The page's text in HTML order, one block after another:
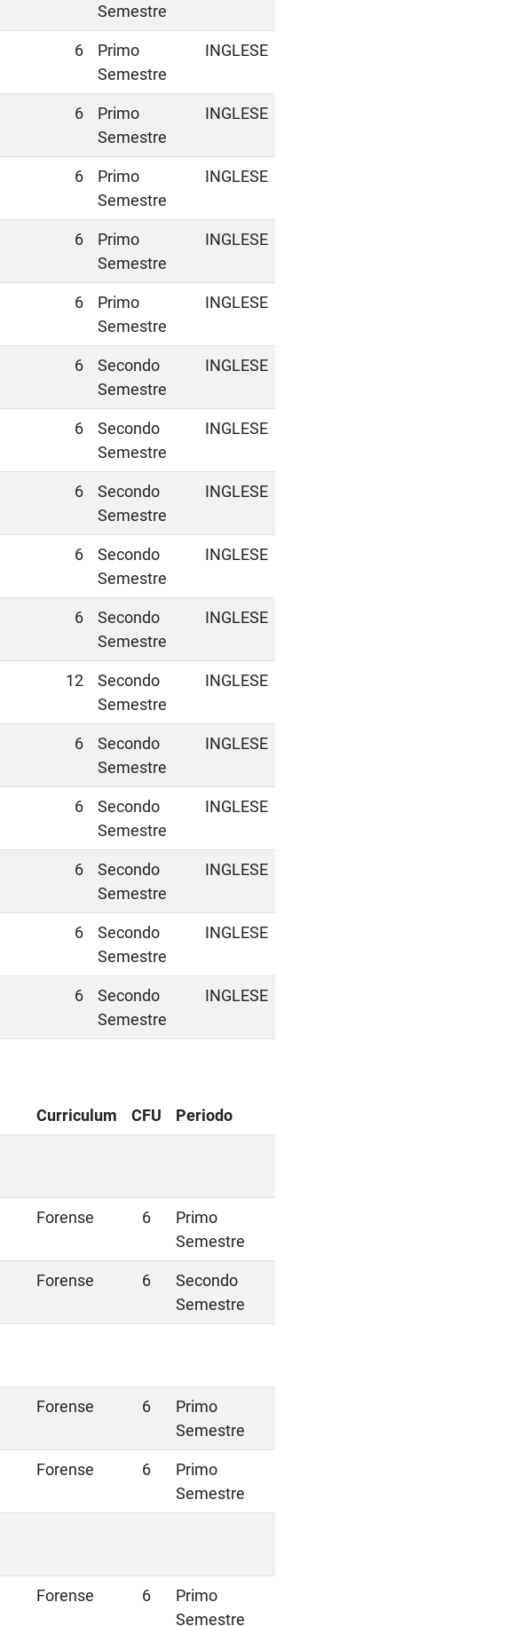
Semestre
6
Primo
Semestre
INGLESE
6
Primo
Semestre
INGLESE
6
Primo
Semestre
INGLESE
6
Primo
Semestre
INGLESE
6
Primo
Semestre
INGLESE
6
Secondo
Semestre
INGLESE
6
Secondo
Semestre
INGLESE
6
Secondo
Semestre
INGLESE
6
Secondo
Semestre
INGLESE
6
Secondo
Semestre
INGLESE
12
Secondo
Semestre
INGLESE
6
Secondo
Semestre
INGLESE
6
Secondo
Semestre
INGLESE
6
Secondo
Semestre
INGLESE
6
Secondo
Semestre
INGLESE
6
Secondo
Semestre
INGLESE
Curriculum CFU Periodo
Forense 6
Primo
Semestre
Forense 6
Secondo
Semestre
Forense 6
Primo
Semestre
Forense 6
Primo
Semestre
Forense 6
Primo
Semestre